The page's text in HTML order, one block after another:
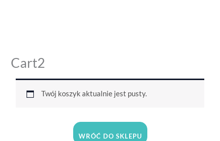
Cart2
Twój koszyk aktualnie jest pusty.
WRÓĆ DO SKLEPU